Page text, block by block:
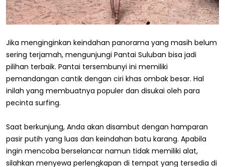
Jika menginginkan keindahan panorama yang masih belum
sering terjamah, mengunjungi Pantai Suluban bisa jadi
pilihan terbaik. Pantai tersembunyi ini memiliki
pemandangan cantik dengan ciri khas ombak besar. Hal
inilah yang membuatnya populer dan disukai oleh para
pecinta surfing.
Saat berkunjung, Anda akan disambut dengan hamparan
pasir putih yang luas dan keindahan batu karang. Apabila
ingin mencoba berselancar namun tidak memiliki alat,
silahkan menyewa perlengkapan di tempat yang tersedia di